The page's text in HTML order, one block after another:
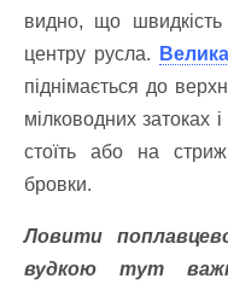
видно, що
центру русла.
піднімається до
мілководних затоках
стоїть або на
бровки.
Ловити
вудкою тут